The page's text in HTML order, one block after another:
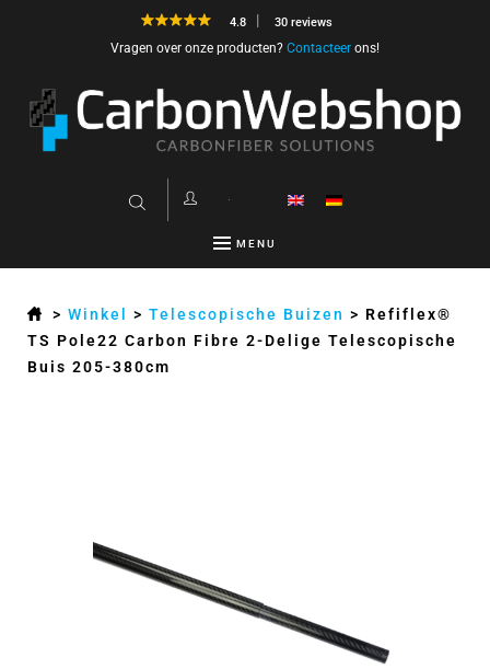
4.8 30 reviews
Vragen over onze producten? Contacteer ons!
MENU
>Winkel >Telescopische Buizen > Refiflex®
TS Pole22 Carbon Fibre 2-Delige Telescopische
Buis 205-380cm